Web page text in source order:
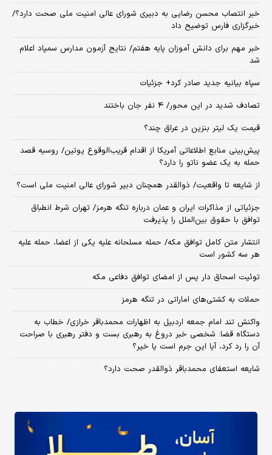
خبر انتصاب محسن رضایی به دبیری شورای عالی امنیت ملی صحت دارد؟/
خبرگزاری فارس توضیح داد
خبر مهم برای دانش آموزان پایه هفتم/ نتایج آزمون مدارس سمپاد اعلام
شد
سپاه بیانیه جدید صادر کرد+ جزئیات
تصادف شدید در این محور/ ۴ نفر جان باختند
قیمت یک لیتر بنزین در عراق چند؟
پیش‌بینی منابع اطلاعاتی آمریکا از اقدام قریب‌الوقوع پوتین/ روسیه قصد
حمله به یک عضو ناتو را دارد؟
از شایعه تا واقعیت/ ذوالقدر همچنان دبیر شورای ‌عالی امنیت ملی است؟
جزئیاتی از مذاکرات ایران و عمان درباره تنگه هرمز/ تهران شرط انطباق
توافق با حقوق بین‌الملل را پذیرفت
انتشار متن کامل توافق مکه/ حمله مسلحانه علیه یکی از اعضا، حمله علیه
هر سه کشور است
توئیت اسحاق دار پس از امضای توافق دفاعی مکه
حملات به کشتی‌های اماراتی در تنگه هرمز
واکنش تند امام جمعه اردبیل به اظهارات محمدباقر خرازی/ خطاب به
دستگاه قضا: شخصی خبر دروغ به رهبری بست و دفتر رهبری با صراحت
آن را رد کرد، آیا این جرم است یا خیر؟
شایعه استعفای محمدباقر ذوالقدر صحت دارد؟